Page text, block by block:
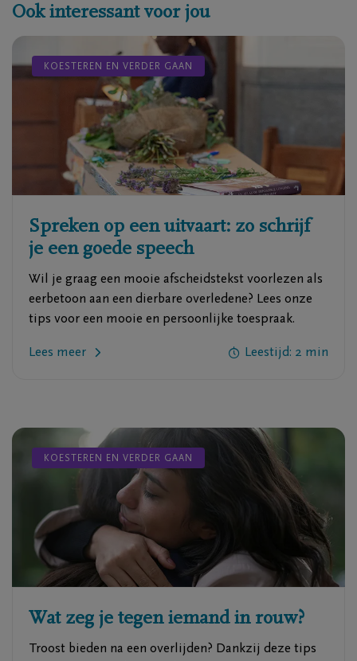
Ook interessant voor jou
KOESTEREN EN VERDER GAAN
Spreken op een uitvaart: zo schrijf
je een goede speech
Wil je graag een mooie afscheidstekst voorlezen als
eerbetoon aan een dierbare overledene? Lees onze
tips voor een mooie en persoonlijke toespraak.
Lees meer Leestijd: 2 min
KOESTEREN EN VERDER GAAN
Wat zeg je tegen iemand in rouw?
Troost bieden na een overlijden? Dankzij deze tips